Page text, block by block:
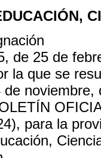
de 25 de
la que se
para la